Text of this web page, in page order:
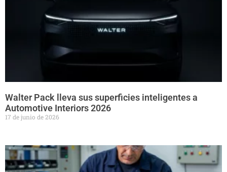
Walter Pack lleva sus superficies inteligentes a
Automotive Interiors 2026
17 de junio de 2026